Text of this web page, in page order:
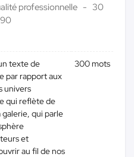
professionnelle
30
texte de
par rapport aux
univers
qui reflète de
qui parle
et
au fil de nos
300 mots